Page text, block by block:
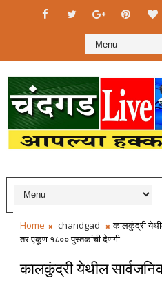
Home chandgad
कालकुंद्री
तर एकूण १८०० पुस्तकांची देणगी
कालकुंद्री येथील